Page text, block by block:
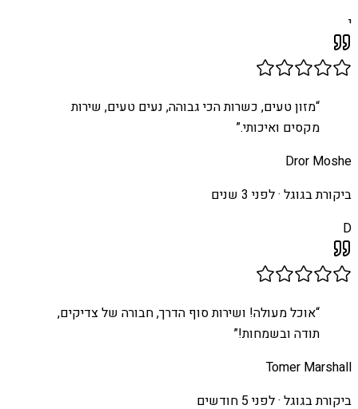
י
“מזון טעים, כשרות הכי גבוהה, נעים טעים, שירות
מקסים ואיכותי.”
Dror Moshe
ביקורת בגוגל ·לפני 3 שנים
D
“אוכל מעולה! ושירות סוף הדרך, חבורה של צדיקים,
תודה ובשמחות!”
Tomer Marshall
ביקורת בגוגל ·לפני 5 חודשים